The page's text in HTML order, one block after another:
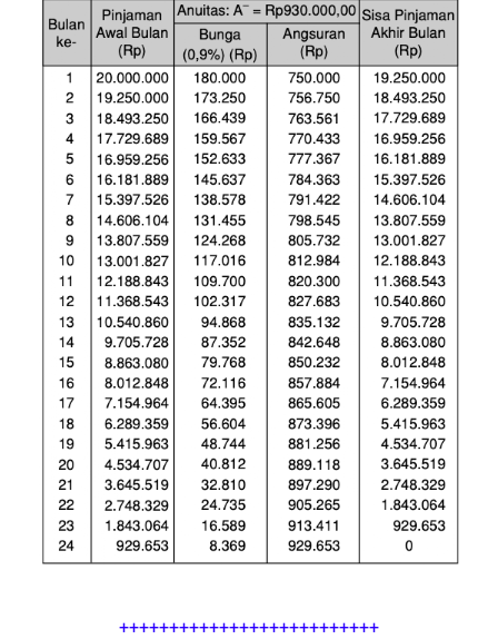
++++++++++++++++++++++++++